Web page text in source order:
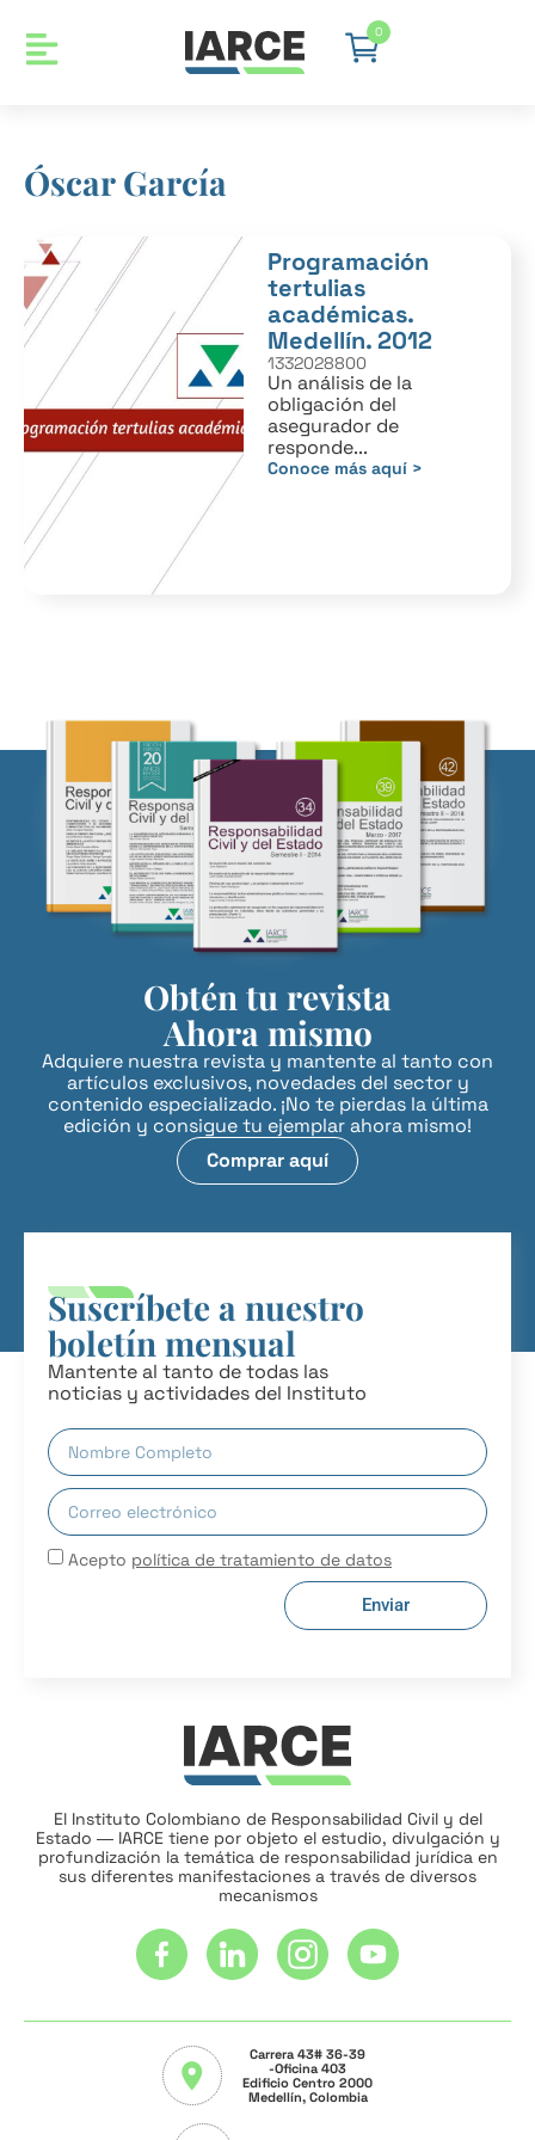
0
Óscar García
Programación
tertulias
académicas.
Medellín. 2012
1332028800
Un análisis de la
obligación del
asegurador de
responde...
Conoce más aquí >
Obtén tu revista
Ahora mismo
Adquiere nuestra revista y mantente al tanto con
artículos exclusivos, novedades del sector y
contenido especializado. ¡No te pierdas la última
edición y consigue tu ejemplar ahora mismo!
Comprar aquí
Suscríbete a nuestro
boletín mensual
Mantente al tanto de todas las
noticias y actividades del Instituto
Acepto política de tratamiento de datos
Enviar
El Instituto Colombiano de Responsabilidad Civil y del
Estado ― IARCE tiene por objeto el estudio, divulgación y
profundización la temática de responsabilidad jurídica en
sus diferentes manifestaciones a través de diversos
mecanismos
Carrera 43# 36-39
-Oficina 403
Edificio Centro 2000
Medellín, Colombia